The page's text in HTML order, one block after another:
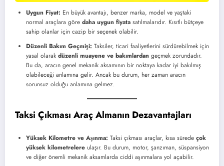
Uygun Fiyat: En büyük avantajı, benzer marka, model ve yaştaki
normal araçlara göre daha uygun fiyata satılmalarıdır. Kısıtlı bütçeye
sahip olanlar için cazip bir seçenek olabilir.
Düzenli Bakım Geçmişi: Taksiler, ticari faaliyetlerini sürdürebilmek için
yasal olarak düzenli muayene ve bakımlardan geçmek zorundadır.
Bu da, aracın genel mekanik aksamının bir noktaya kadar iyi bakılmış
olabileceği anlamına gelir. Ancak bu durum, her zaman aracın
sorunsuz olduğu anlamına gelmez.
Taksi Çıkması Araç Almanın Dezavantajları
Yüksek Kilometre ve Aşınma: Taksi çıkması araçlar, kısa sürede çok
yüksek kilometrelere ulaşır. Bu durum, motor, şanzıman, süspansiyon
ve diğer önemli mekanik aksamlarda ciddi aşınmalara yol açabilir.